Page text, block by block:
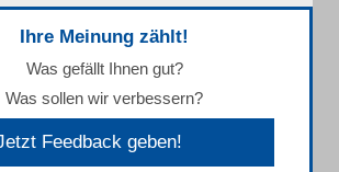
Ihre Meinung zählt!
Was gefällt Ihnen gut?
Was sollen wir verbessern?
Feedback geben!